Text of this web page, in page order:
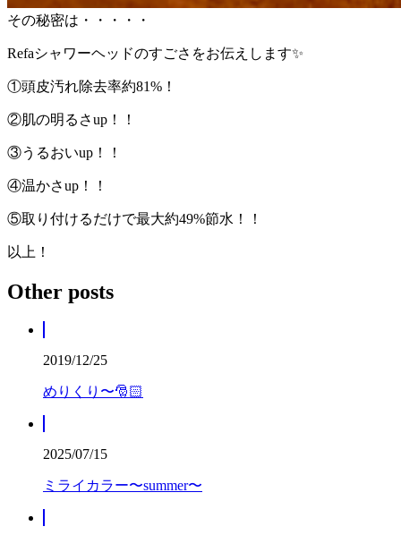
その秘密は・・・・・
Refaシャワーヘッドのすごさをお伝えします✨
①頭皮汚れ除去率約81%！
②肌の明るさup！！
③うるおいup！！
④温かさup！！
⑤取り付けるだけで最大約49%節水！！
以上！
Other posts
2019/12/25
めりくり〜🎅🏻
2025/07/15
ミライカラー〜summer〜